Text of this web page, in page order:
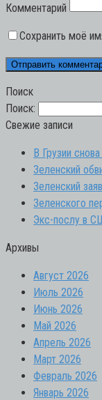
Комментарий
Сохранить моё
Поиск
Поиск:
Свежие записи
В Грузии
Зеленский
Зеленский
Зеленского
Экс-послу в
Архивы
Август 2026
Июль 2026
Июнь 2026
Май 2026
Апрель 2026
Март 2026
Февраль 2026
Январь 2026